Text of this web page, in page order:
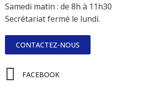
Samedi matin : de 8h à 11h30
Secrétariat fermé le lundi.
CONTACTEZ-NOUS
FACEBOOK